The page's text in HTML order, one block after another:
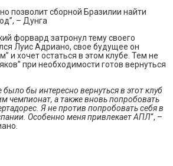
позволит сборной Бразилии найти
– Дунга
форвард затронул тему своего
Луис Адриано, свое будущее он
и хочет остаться в этом клубе. Тем не
при необходимости готов вернуться
было бы интересно вернуться в этот клуб
чемпионат, а также вновь попробовать
Я не против попробовать себя в
Особенно меня привлекает АПЛ“, –